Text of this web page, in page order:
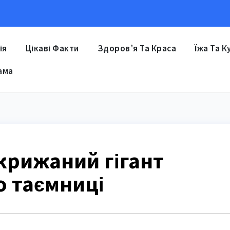
Цікаві Факти Здоров’я Та Краса Їжа Та
гігант
таємниці